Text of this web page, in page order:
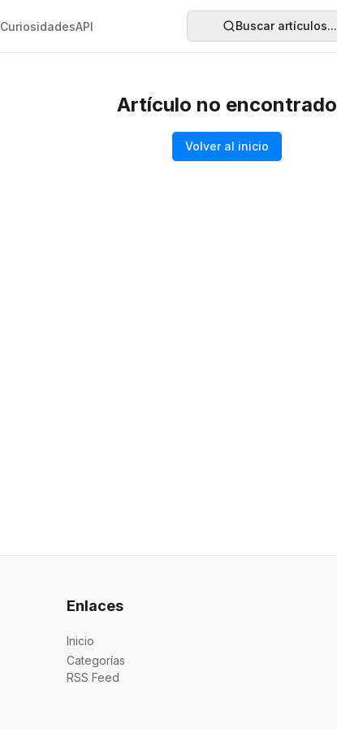
CuriosidadesAPI Buscar artículos...
Artículo no encontrado
Volver al inicio
Enlaces
Inicio
Categorías
RSS Feed